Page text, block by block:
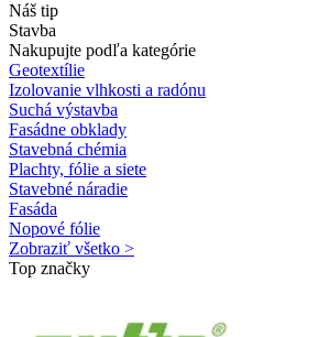
Náš tip
Stavba
Nakupujte podľa kategórie
Geotextílie
Izolovanie vlhkosti a radónu
Suchá výstavba
Fasádne obklady
Stavebná chémia
Plachty, fólie a siete
Stavebné náradie
Fasáda
Nopové fólie
Zobraziť všetko >
Top značky